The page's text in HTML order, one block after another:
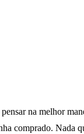
na melhor
comprado. Nada